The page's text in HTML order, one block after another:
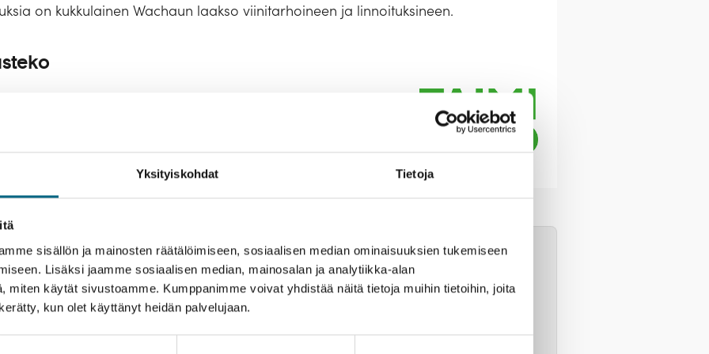
Yksityiskohdat Tietoja
sisällön ja mainosten räätälöimiseen, sosiaalisen median ominaisuuksien tukemiseen
Lisäksi jaamme sosiaalisen median, mainosalan ja analytiikka-alan
miten käytät sivustoamme. Kumppanimme voivat yhdistää näitä tietoja muihin tietoihin, joita
kun olet käyttänyt heidän palvelujaan.
on kukkulainen Wachaun laakso viinitarhoineen ja linnoituksineen.
Suomeen uutta metsää ja työllistät suomalaisia
ystäväporukalla
retkiä. Retket tehdään yhdessä matkanjohtajan ja paikallisoppaan kanssa
Varausohje
kokonaishintaa ennen matkustajatietojen täyttämistä, kun valitset ensin
ja siirryt suoraan majoituksen ja lisäpalveluiden valintaan.
Maksutapoina käyvät: